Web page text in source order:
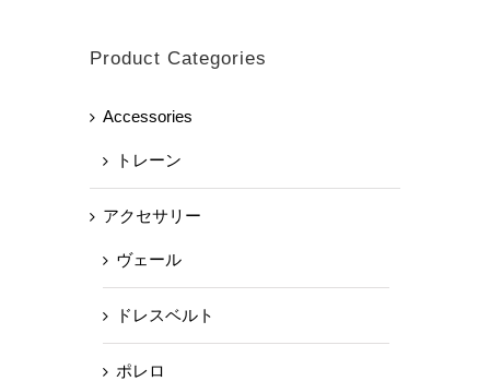
Product Categories
Accessories
トレーン
アクセサリー
ヴェール
ドレスベルト
ポレロ